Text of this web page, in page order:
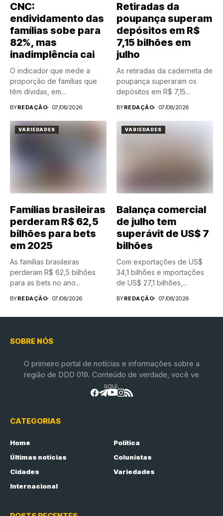
CNC:
endividamento das
famílias sobe para
82%, mas
inadimplência cai
O indicador que mede a
proporção de famílias que
têm dívidas, em...
BYREDAÇÃO 07/08/2026
Retiradas da
poupança superam
depósitos em R$
7,15 bilhões em
julho
As retiradas da caderneta de
poupança superaram os
depósitos em R$ 7,15...
BYREDAÇÃO 07/08/2026
VARIEDADES
Famílias brasileiras
perderam R$ 62,5
bilhões para bets
em 2025
As famílias brasileiras
perderam R$ 62,5 bilhões
para as bets no ano...
BYREDAÇÃO 07/08/2026
VARIEDADES
Balança comercial
de julho tem
superávit de US$ 7
bilhões
Com exportações de US$
34,1 bilhões e importações
de US$ 27,1 bilhões,...
BYREDAÇÃO 07/08/2026
SOBRE NÓS
O primeiro portal de notícias e informações sobre a
região de DDD 019. Conteúdo de verdade, você ve
aqui.
CATEGORIAS
Home
Política
Últimas notícias
Colunistas
Cidades
Variedades
Internacional